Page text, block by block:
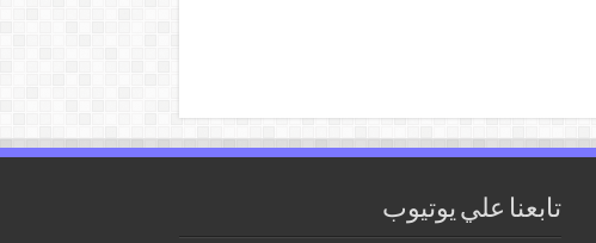
تابعنا علي يوتيوب